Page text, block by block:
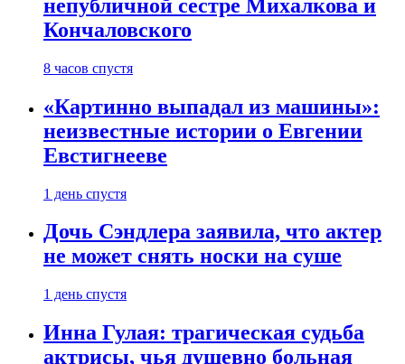
непубличной сестре Михалкова и
Кончаловского
8 часов спустя
«Картинно выпадал из машины»:
неизвестные истории о Евгении
Евстигнееве
1 день спустя
Дочь Сэндлера заявила, что актер
не может снять носки на суше
1 день спустя
Инна Гулая: трагическая судьба
актрисы, чья душевно больная